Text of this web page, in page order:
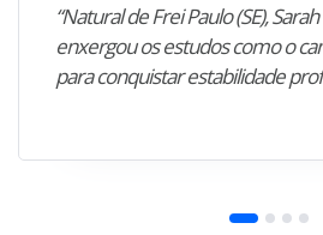
“Natural de Frei Paulo (SE),
enxergou os estudos como o
para conquistar estabilidade